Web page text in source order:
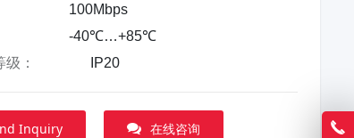
100Mbps
-40℃…+85℃
等级： IP20
Inquiry 在线咨询